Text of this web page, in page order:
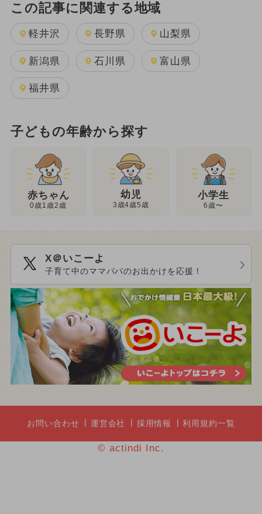
この記事に関連する地域
軽井沢 長野県 山梨県
新潟県 石川県 富山県
福井県
子どもの年齢から探す
赤ちゃん
0歳1歳2歳
幼児
3歳4歳5歳
小学生
6歳〜
X＠いこーよ
子育て中のママパパのお出かけを応援！
お問い合わせ 運営会社 採用情報 利用規約一覧
© actindi Inc.